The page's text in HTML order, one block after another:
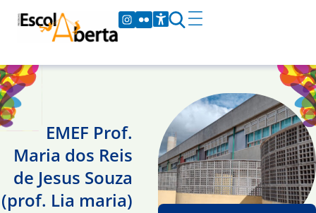
EMEF Prof.
Maria dos Reis
de Jesus Souza
(prof. Lia maria)